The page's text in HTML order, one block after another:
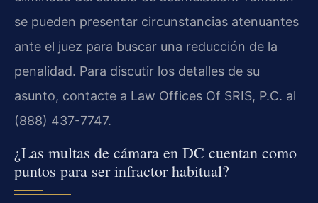
se pueden presentar circunstancias atenuantes
ante el juez para buscar una reducción de la
penalidad. Para discutir los detalles de su
asunto, contacte a Law Offices Of SRIS, P.C. al
(888) 437-7747.
¿Las multas de cámara en DC cuentan como
puntos para ser infractor habitual?